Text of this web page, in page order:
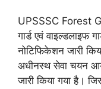
UPSSSC Forest
गार्ड एवं वाइल्डलाइफ
नोटिफिकेशन जारी
अधीनस्थ सेवा चयन
जारी किया गया है।